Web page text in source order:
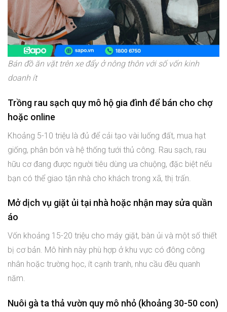
Bán đồ ăn vặt trên xe đẩy ở nông thôn với số vốn kinh
doanh ít
Trồng rau sạch quy mô hộ gia đình để bán cho chợ
hoặc online
Khoảng 5-10 triệu là đủ để cải tạo vài luống đất, mua hạt
giống, phân bón và hệ thống tưới thủ công. Rau sạch, rau
hữu cơ đang được người tiêu dùng ưa chuộng, đặc biệt nếu
bạn có thể giao tận nhà cho khách trong xã, thị trấn.
Mở dịch vụ giặt ủi tại nhà hoặc nhận may sửa quần
áo
Vốn khoảng 15-20 triệu cho máy giặt, bàn ủi và một số thiết
bị cơ bản. Mô hình này phù hợp ở khu vực có đông công
nhân hoặc trường học, ít cạnh tranh, nhu cầu đều quanh
năm.
Nuôi gà ta thả vườn quy mô nhỏ (khoảng 30-50 con)